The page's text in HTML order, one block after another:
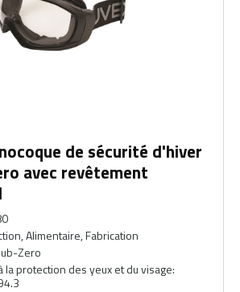
de sécurité d'hiver
avec revêtement
Alimentaire, Fabrication
Zero
la protection des yeux et du visage: